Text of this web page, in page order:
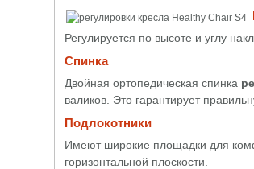
Регулируется по высоте и углу
Спинка
Двойная ортопедическая спинка
валиков. Это гарантирует
Подлокотники
Имеют широкие площадки для
горизонтальной плоскости.